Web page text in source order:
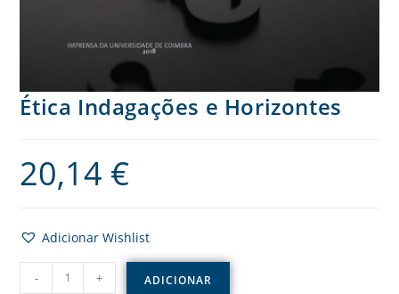
Ética Indagações e Horizontes
20,14 €
Adicionar Wishlist
- + ADICIONAR